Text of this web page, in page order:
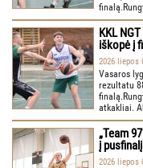
KKL
iškopė į
2026 liepos
Vasaros
rezultatu
atkakliai.
„Team
į pusfinalį
2026 liepos